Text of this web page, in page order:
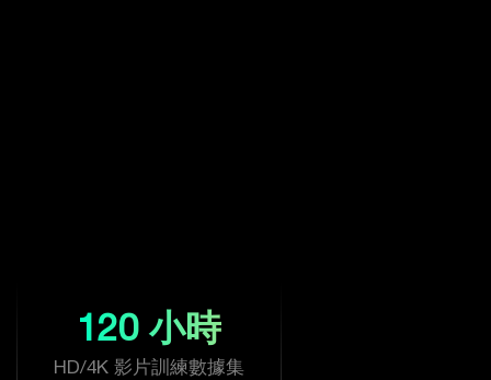
120 小時
HD/4K 影片訓練數據集